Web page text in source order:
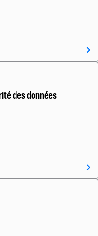
des données